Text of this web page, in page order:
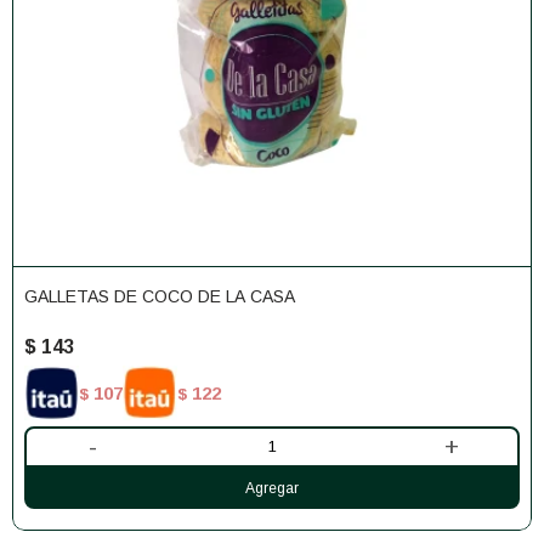
GALLETAS DE COCO DE LA CASA
$ 143
$ 107 $ 122
- +